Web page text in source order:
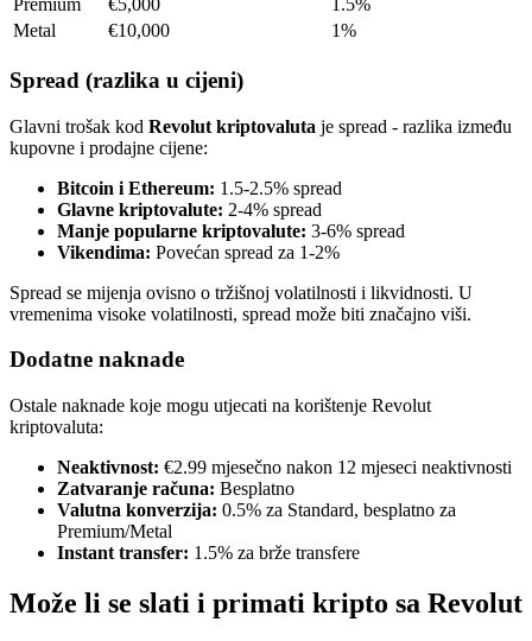
Premium €5,000
1.5%
Metal
€10,000 1%
Spread (razlika u cijeni)
Glavni trošak kod Revolut kriptovaluta je spread - razlika između
kupovne i prodajne cijene:
Bitcoin i Ethereum: 1.5-2.5% spread
Glavne kriptovalute: 2-4% spread
Manje popularne kriptovalute: 3-6% spread
Vikendima: Povećan spread za 1-2%
Spread se mijenja ovisno o tržišnoj volatilnosti i likvidnosti. U
vremenima visoke volatilnosti, spread može biti značajno viši.
Dodatne naknade
Ostale naknade koje mogu utjecati na korištenje Revolut
kriptovaluta:
Neaktivnost: €2.99 mjesečno nakon 12 mjeseci neaktivnosti
Zatvaranje računa: Besplatno
Valutna konverzija: 0.5% za Standard, besplatno za
Premium/Metal
Instant transfer: 1.5% za brže transfere
Može li se slati i primati kripto sa Revolut